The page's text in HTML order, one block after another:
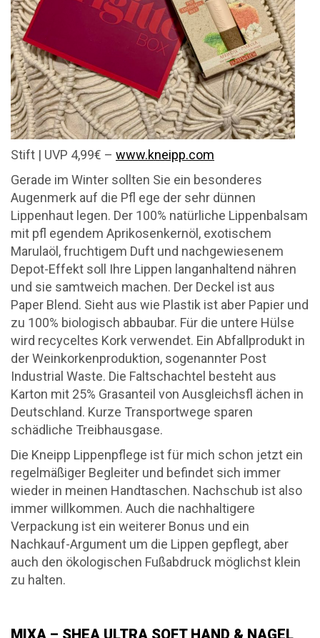
Stift | UVP 4,99€ – www.kneipp.com
Gerade im Winter sollten Sie ein besonderes
Augenmerk auf die Pfl ege der sehr dünnen
Lippenhaut legen. Der 100% natürliche Lippenbalsam
mit pfl egendem Aprikosenkernöl, exotischem
Marulaöl, fruchtigem Duft und nachgewiesenem
Depot-Effekt soll Ihre Lippen langanhaltend nähren
und sie samtweich machen. Der Deckel ist aus
Paper Blend. Sieht aus wie Plastik ist aber Papier und
zu 100% biologisch abbaubar. Für die untere Hülse
wird recyceltes Kork verwendet. Ein Abfallprodukt in
der Weinkorkenproduktion, sogenannter Post
Industrial Waste. Die Faltschachtel besteht aus
Karton mit 25% Grasanteil von Ausgleichsfl ächen in
Deutschland. Kurze Transportwege sparen
schädliche Treibhausgase.
Die Kneipp Lippenpflege ist für mich schon jetzt ein
regelmäßiger Begleiter und befindet sich immer
wieder in meinen Handtaschen. Nachschub ist also
immer willkommen. Auch die nachhaltigere
Verpackung ist ein weiterer Bonus und ein
Nachkauf-Argument um die Lippen gepflegt, aber
auch den ökologischen Fußabdruck möglichst klein
zu halten.
MIXA – SHEA ULTRA SOFT HAND & NAGEL